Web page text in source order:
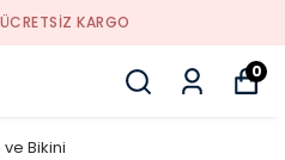
KARGO
0
ve Bikini